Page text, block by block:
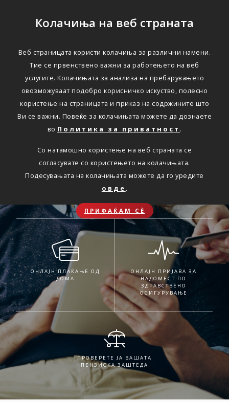
Колачиња на веб страната
Веб страницата користи колачиња за различни намени.
Тие се првенствено важни за работењето на веб
услугите. Колачињата за анализа на пребарувањето
овозможуваат подобро корисничко искуство, полесно
користење на страницата и приказ на содржините што
Ви се важни. Повеќе за колачињата можете да дознаете
во Политика за приватност .
Со натамошно користење на веб страната се
согласувате со користењето на колачињата.
Подесувањата на колачињата можете да го уредите
овде .
ПРИФАЌАМ СЀ
Секаде.
Секогаш.
Достапни онлајн услуги
ОНЛАЈН ПЛАЌАЊЕ ОД
ДОМА
ОНЛАЈН ПРИЈАВА ЗА
НАДОМЕСТ ПО
ЗДРАВСТВЕНО
ОСИГУРУВАЊЕ
ПРОВЕРЕТЕ ЈА ВАШАТА
ПЕНЗИСКА ЗАШТЕДА